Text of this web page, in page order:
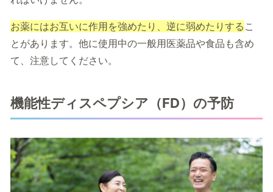
お薬にはお互いに作用を強めたり、逆に弱めたりする こ
とがあります。他に使用中の一般用医薬品や食品も含め
て、注意してください。
機能性ディスペプシア（FD）の予防